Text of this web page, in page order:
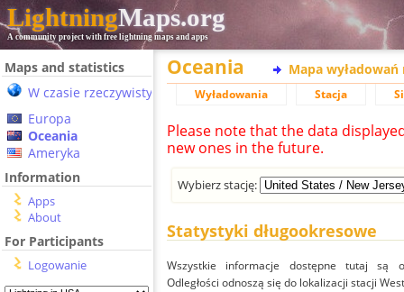
LightningMaps.org
A community project with free lightning maps and apps
Maps and statistics
W czasie rzeczywistym
Europa
Oceania
Ameryka
Information
Apps
About
For Participants
Logowanie
Oceania Mapa wyładowań
Wyładowania Stacja
Please note that the data
new ones in the future.
Wybierz stację:
Statystyki długookresowe
Wszystkie informacje dostępne tutaj są
Odległości odnoszą się do lokalizacji stacji